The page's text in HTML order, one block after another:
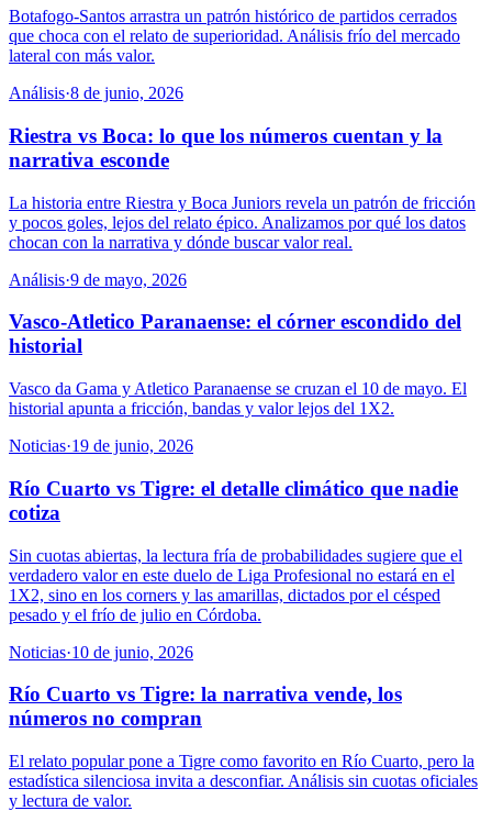
Botafogo-Santos arrastra un patrón histórico de partidos cerrados
que choca con el relato de superioridad. Análisis frío del mercado
lateral con más valor.
Análisis·8 de junio, 2026
Riestra vs Boca: lo que los números cuentan y la
narrativa esconde
La historia entre Riestra y Boca Juniors revela un patrón de fricción
y pocos goles, lejos del relato épico. Analizamos por qué los datos
chocan con la narrativa y dónde buscar valor real.
Análisis·9 de mayo, 2026
Vasco-Atletico Paranaense: el córner escondido del
historial
Vasco da Gama y Atletico Paranaense se cruzan el 10 de mayo. El
historial apunta a fricción, bandas y valor lejos del 1X2.
Noticias·19 de junio, 2026
Río Cuarto vs Tigre: el detalle climático que nadie
cotiza
Sin cuotas abiertas, la lectura fría de probabilidades sugiere que el
verdadero valor en este duelo de Liga Profesional no estará en el
1X2, sino en los corners y las amarillas, dictados por el césped
pesado y el frío de julio en Córdoba.
Noticias·10 de junio, 2026
Río Cuarto vs Tigre: la narrativa vende, los
números no compran
El relato popular pone a Tigre como favorito en Río Cuarto, pero la
estadística silenciosa invita a desconfiar. Análisis sin cuotas oficiales
y lectura de valor.